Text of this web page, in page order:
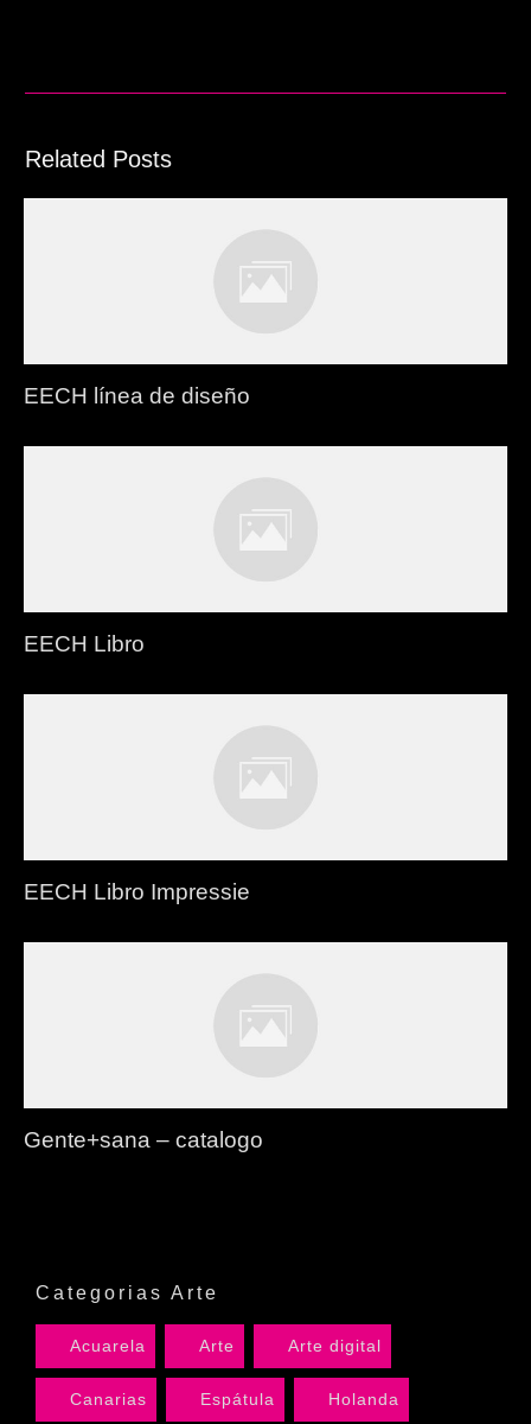
Related Posts
EECH línea de diseño
EECH Libro
EECH Libro Impressie
Gente+sana – catalogo
Categorias Arte
Acuarela Arte Arte digital
Canarias Espátula Holanda